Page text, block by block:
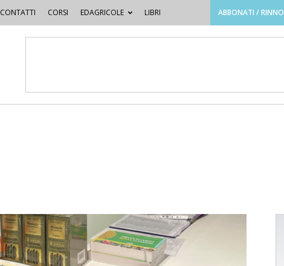
CONTATTI CORSI EDAGRICOLE LIBRI ABBONATI /